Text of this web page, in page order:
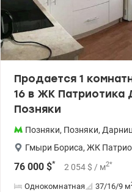
Продается 1
16 в ЖК Патриотика
Позняки
Позняки, Позняки,
Гмыри Бориса, ЖК
76 000 $* 2 054 $ / м2*
Однокомнатная 37/16/9 м